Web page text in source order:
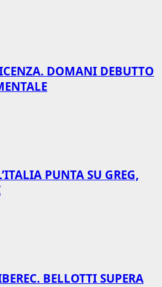
DOMANI DEBUTTO
PUNTA SU GREG,
BELLOTTI SUPERA